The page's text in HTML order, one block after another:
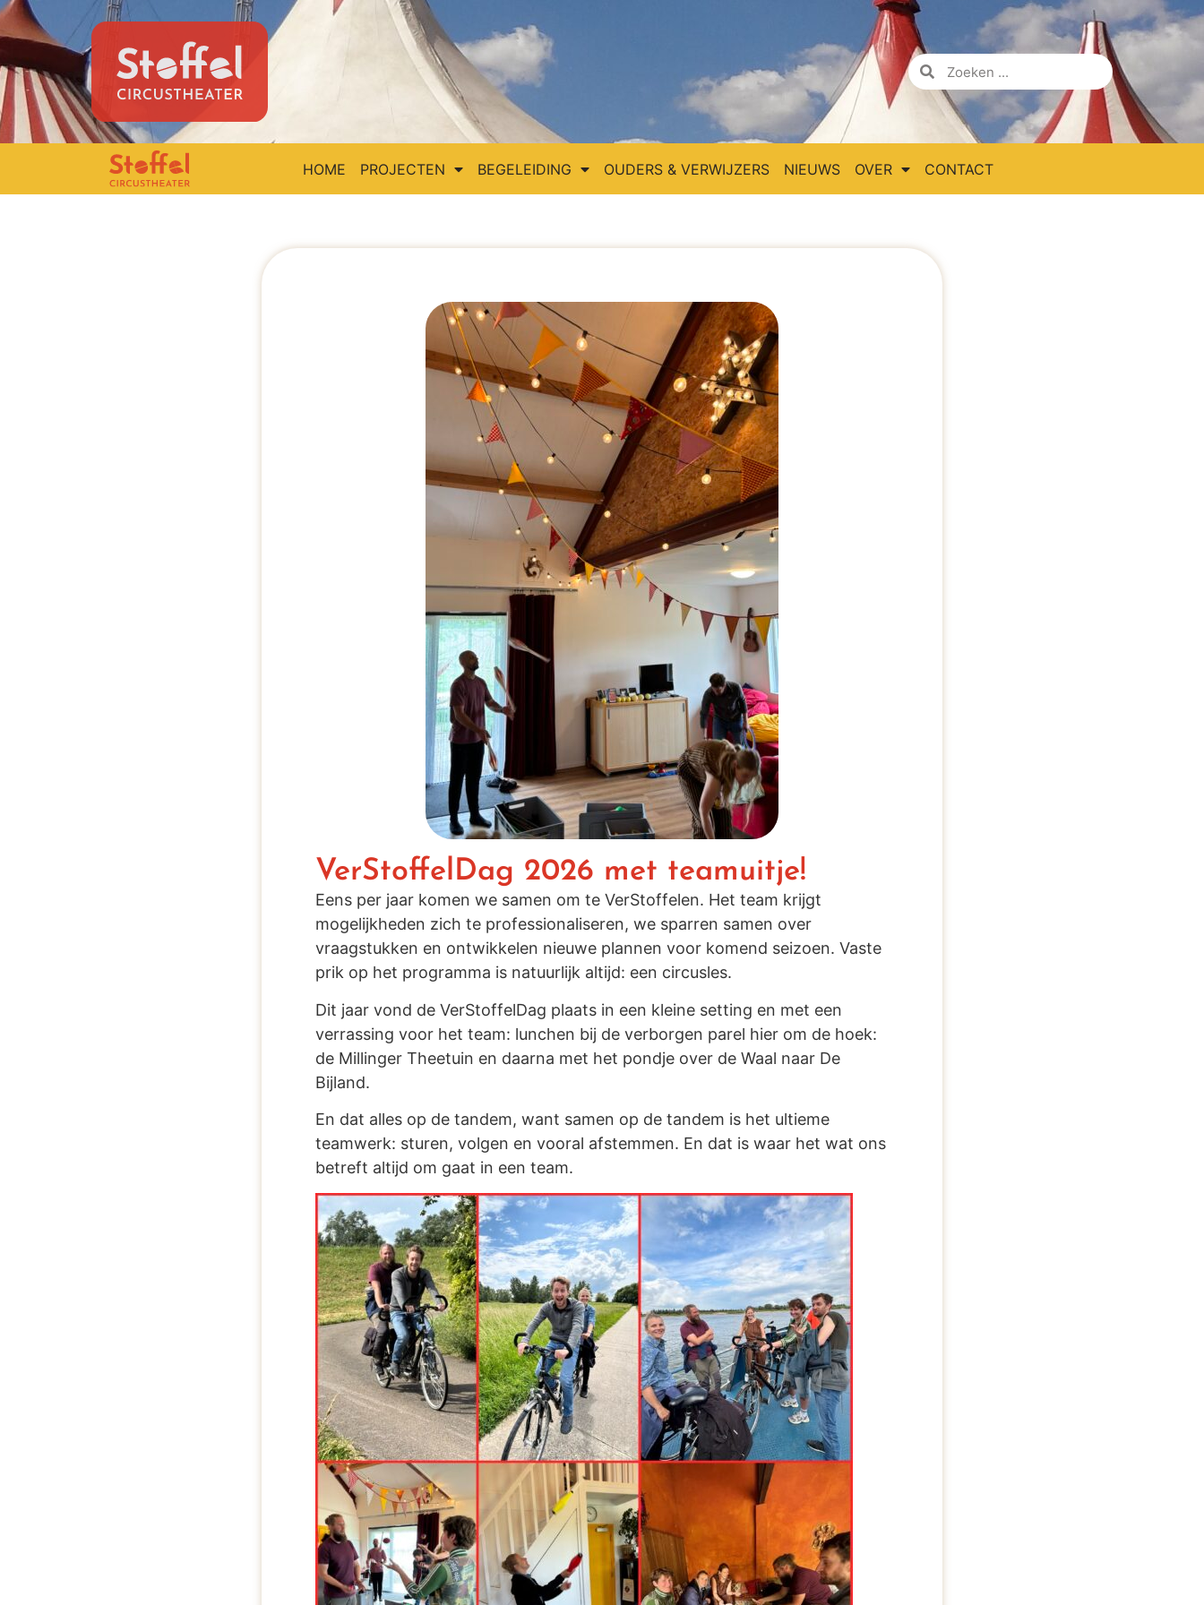
HOME PROJECTEN BEGELEIDING OUDERS & VERWIJZERS NIEUWS OVER CONTACT
VerStoffelDag 2026 met teamuitje!
Eens per jaar komen we samen om te VerStoffelen. Het team krijgt
mogelijkheden zich te professionaliseren, we sparren samen over
vraagstukken en ontwikkelen nieuwe plannen voor komend seizoen. Vaste
prik op het programma is natuurlijk altijd: een circusles.
Dit jaar vond de VerStoffelDag plaats in een kleine setting en met een
verrassing voor het team: lunchen bij de verborgen parel hier om de hoek:
de Millinger Theetuin en daarna met het pondje over de Waal naar De
Bijland.
En dat alles op de tandem, want samen op de tandem is het ultieme
teamwerk: sturen, volgen en vooral afstemmen. En dat is waar het wat ons
betreft altijd om gaat in een team.